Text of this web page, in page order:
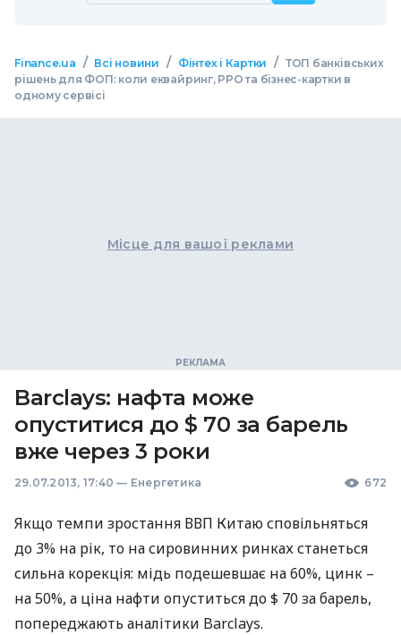
Finance.ua / Всі новини / Фінтех і Картки / ТОП банківських
рішень для ФОП: коли еквайринг, РРО та бізнес-картки в
одному сервісі
Місце для вашої реклами
Barclays: нафта може
опуститися до $ 70 за барель
вже через 3 роки
29.07.2013, 17:40 — Енергетика 672
Якщо темпи зростання ВВП Китаю сповільняться
до 3% на рік, то на сировинних ринках станеться
сильна корекція: мідь подешевшає на 60%, цинк –
на 50%, а ціна нафти опуститься до $ 70 за барель,
попереджають аналітики Barclays.